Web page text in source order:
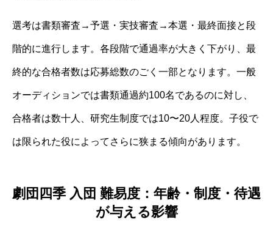
選考は書類審査→予選・実技審査→本選・最終面接と段
階的に進行します。各段階で通過率が大きく下がり、最
終的な合格者数は応募総数のごく一部となります。一般
オーディションでは書類通過約100名であるのに対し、
合格者は数十人、研究生制度では10〜20人程度。子役で
は限られた役によってさらに狭まる傾向があります。
劇団四季 入団 難易度：年齢・制度・待遇
が与える影響